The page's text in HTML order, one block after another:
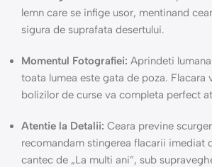
lemn care se infige usor, mentinand
sigura de suprafata desertului.
Momentul Fotografiei: Aprindeti
toata lumea este gata de poza. Flacara
bolizilor de curse va completa perfect
Atentie la Detalii: Ceara previne
recomandam stingerea flacarii imediat
cantec de „La multi ani”, sub